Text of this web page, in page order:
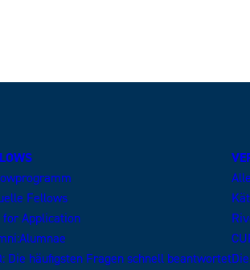
Fellows
for Application
Die häufigsten Fragen schnell beantwortet